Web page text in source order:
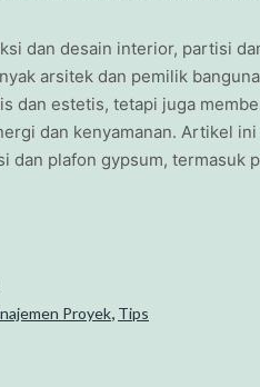
dan desain interior, partisi
arsitek dan pemilik
dan estetis, tetapi juga
dan kenyamanan. Artikel ini
dan plafon gypsum, termasuk
Proyek, Tips